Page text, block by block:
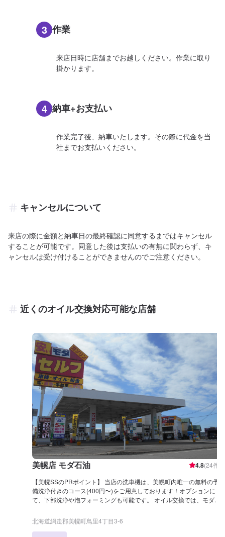
3 作業
来店日時に店舗までお越しください。作業に取り
掛かります。
4 納車+お支払い
作業完了後、納車いたします。その際に代金を当
社までお支払いください。
キャンセルについて
来店の際に金額と納車日の最終確認に同意するまではキャンセル
することが可能です。同意した後は支払いの有無に関わらず、キ
ャンセルは受け付けることができませんのでご注意ください。
近くのオイル交換対応可能な店舗
美幌店 モダ石油 4.8(24件)
【美幌SSのPRポイント】 当店の洗車機は、美幌町内唯一の無料の予
備洗浄付きのコース(400円〜)をご用意しております！オプションに
て、下部洗浄や泡フォーミングも可能です。 オイル交換では、モダク
タンプ2倍イベントなどを実施中！ 交換のご予約はメニューページよ
り、アプリイベントはアプリお知らせよりご確認ください。 タイヤ交
北海道網走郡美幌町鳥里4丁目3-6